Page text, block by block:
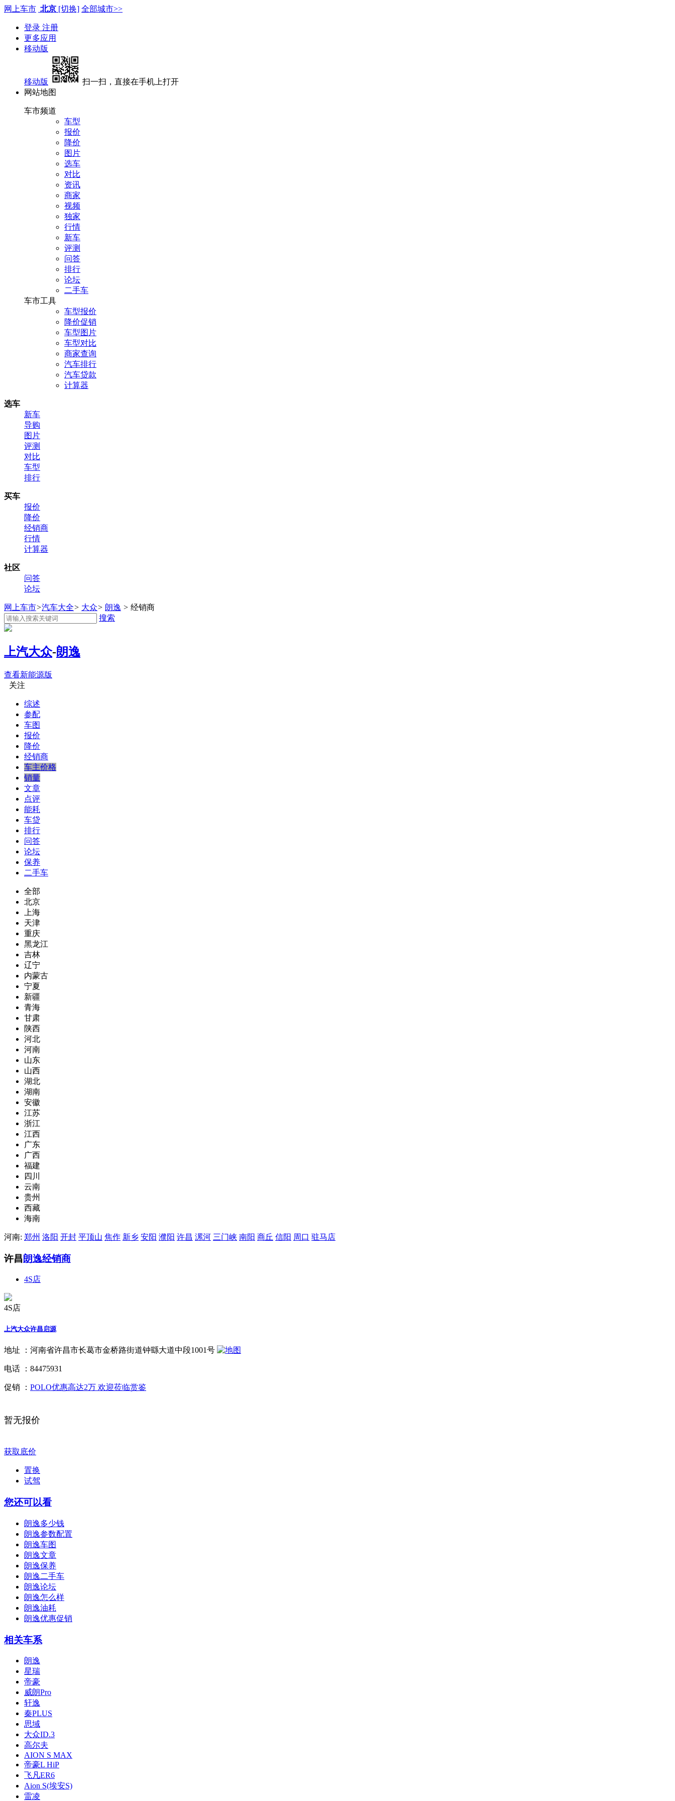
网上车市 北京 [切换] 全部城市>>
登录 注册
更多应用
移动版
移动版
扫一扫，直接在手机上打开
网站地图
车市频道
车型
报价
降价
图片
选车
对比
资讯
商家
视频
独家
行情
新车
评测
问答
排行
论坛
二手车
车市工具
车型报价
降价促销
车型图片
车型对比
商家查询
汽车排行
汽车贷款
计算器
选车
新车
导购
图片
评测
对比
车型
排行
买车
报价
降价
经销商
行情
计算器
社区
问答
论坛
网上车市>汽车大全> 大众> 朗逸 > 经销商
搜索
上汽大众-朗逸
查看新能源版
关注
综述
参配
车图
报价
降价
经销商
车主价格
销量
文章
点评
能耗
车贷
排行
问答
论坛
保养
二手车
全部
北京
上海
天津
重庆
黑龙江
吉林
辽宁
内蒙古
宁夏
新疆
青海
甘肃
陕西
河北
河南
山东
山西
湖北
湖南
安徽
江苏
浙江
江西
广东
广西
福建
四川
云南
贵州
西藏
海南
河南: 郑州 洛阳 开封 平顶山 焦作 新乡 安阳 濮阳 许昌 漯河 三门峡 南阳 商丘 信阳 周口 驻马店
许昌朗逸经销商
4S店
4S店
上汽大众许昌启源
地址 ： 河南省许昌市长葛市金桥路街道钟繇大道中段1001号
电话 ： 84475931
促销 ： POLO优惠高达2万 欢迎莅临赏鉴
暂无报价
获取底价
置换
试驾
您还可以看
朗逸多少钱
朗逸参数配置
朗逸车图
朗逸文章
朗逸保养
朗逸二手车
朗逸论坛
朗逸怎么样
朗逸油耗
朗逸优惠促销
相关车系
朗逸
星瑞
帝豪
威朗Pro
轩逸
秦PLUS
思域
大众ID.3
高尔夫
AION S MAX
帝豪L HiP
飞凡ER6
Aion S(埃安S)
雷凌